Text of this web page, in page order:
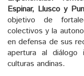
Espinar, Llusco y
objetivo de
colectivos y la
en defensa de sus
apertura al diálogo
culturas andinas.